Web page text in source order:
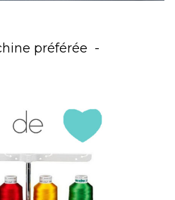
préférée